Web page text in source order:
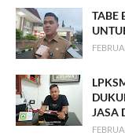
TABE
JASA